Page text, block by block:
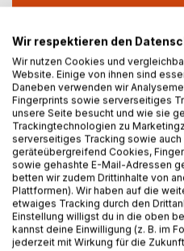
Auf die Merkliste
Titel bewerten
BESCHREIBUNG
Meeting Sola, his dusky
artistic direction. At
Wir respektieren den
Wir nutzen Cookies und
Website. Einige von ihnen sind
Daneben verwenden wir
Fingerprints sowie serverseitiges
unsere Seite besucht und wie sie
Trackingtechnologien zu
serverseitiges Tracking sowie
geräteübergreifend Cookies,
sowie gehashte E-Mail-Adressen
betten wir zudem Drittinhalte von
Plattformen). Wir haben auf die
etwaiges Tracking durch den
Einstellung willigst du in die oben
kannst deine Einwilligung (z. B. im
jederzeit mit Wirkung für die